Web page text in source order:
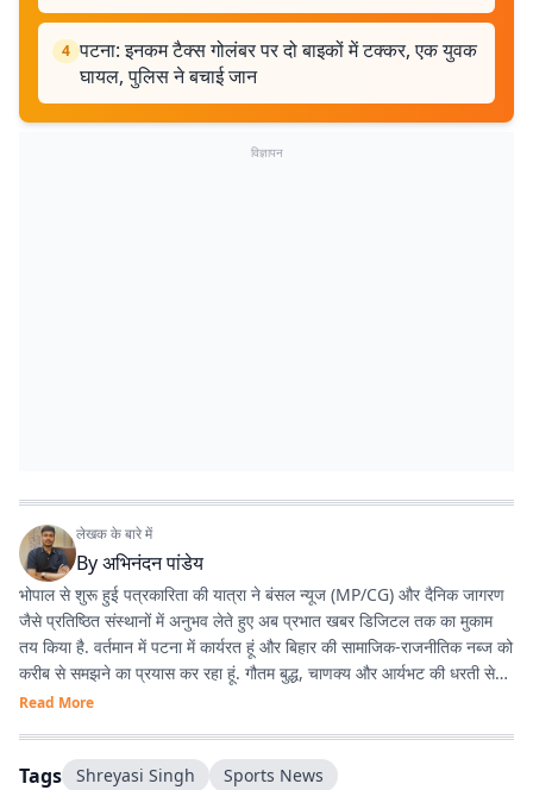
4 पटना: इनकम टैक्स गोलंबर पर दो बाइकों में टक्कर, एक युवक
घायल, पुलिस ने बचाई जान
विज्ञापन
लेखक के बारे में
Byअभिनंदन पांडेय
भोपाल से शुरू हुई पत्रकारिता की यात्रा ने बंसल न्यूज (MP/CG) और दैनिक जागरण
जैसे प्रतिष्ठित संस्थानों में अनुभव लेते हुए अब प्रभात खबर डिजिटल तक का मुकाम
तय किया है. वर्तमान में पटना में कार्यरत हूं और बिहार की सामाजिक-राजनीतिक नब्ज को
करीब से समझने का प्रयास कर रहा हूं. गौतम बुद्ध, चाणक्य और आर्यभट की धरती से
होने का गर्व है. देश-विदेश की घटनाओं, बिहार की राजनीति, और किस्से-कहानियों में
Read More
Tags Shreyasi Singh Sports News